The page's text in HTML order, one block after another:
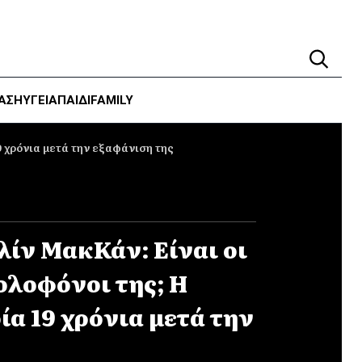
ΥΓΕΊΑΠΑΙΔΙFAMILY
μετά την εξαφάνιση της
ΜακΚάν: Είναι οι
της; Η
19 χρόνια μετά την